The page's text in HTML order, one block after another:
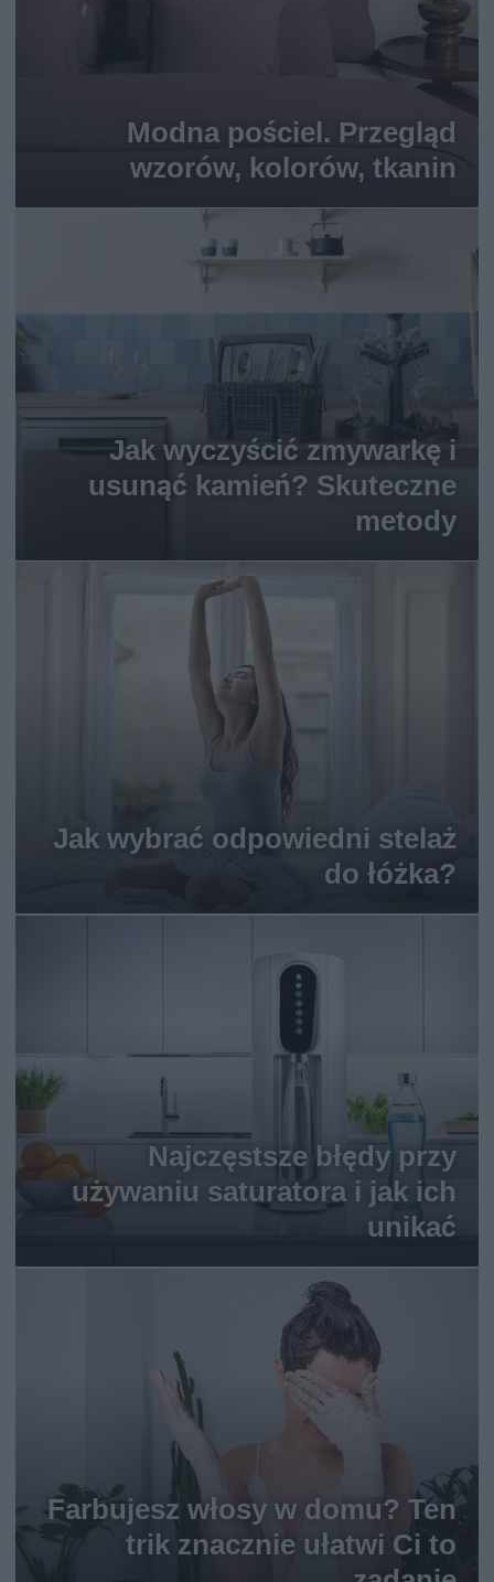
Modna pościel. Przegląd
wzorów, kolorów, tkanin
Jak wyczyścić zmywarkę i
usunąć kamień? Skuteczne
metody
Jak wybrać odpowiedni stelaż
do łóżka?
Najczęstsze błędy przy
używaniu saturatora i jak ich
unikać
Farbujesz włosy w domu? Ten
trik znacznie ułatwi Ci to